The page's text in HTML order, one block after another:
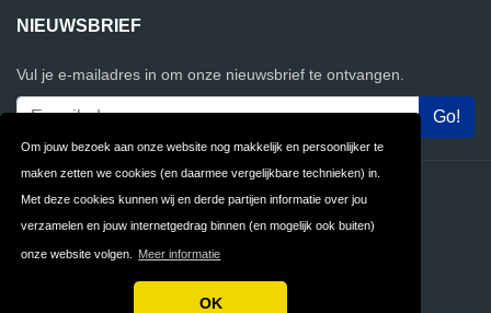
Om jouw bezoek aan onze website nog makkelijk en persoonlijker te
maken zetten we cookies (en daarmee vergelijkbare technieken) in.
Met deze cookies kunnen wij en derde partijen informatie over jou
verzamelen en jouw internetgedrag binnen (en mogelijk ook buiten)
onze website volgen. Meer informatie
OK
NIEUWSBRIEF
Vul je e-mailadres in om onze nieuwsbrief te ontvangen.
Contact Privacy
Algemene FAQ